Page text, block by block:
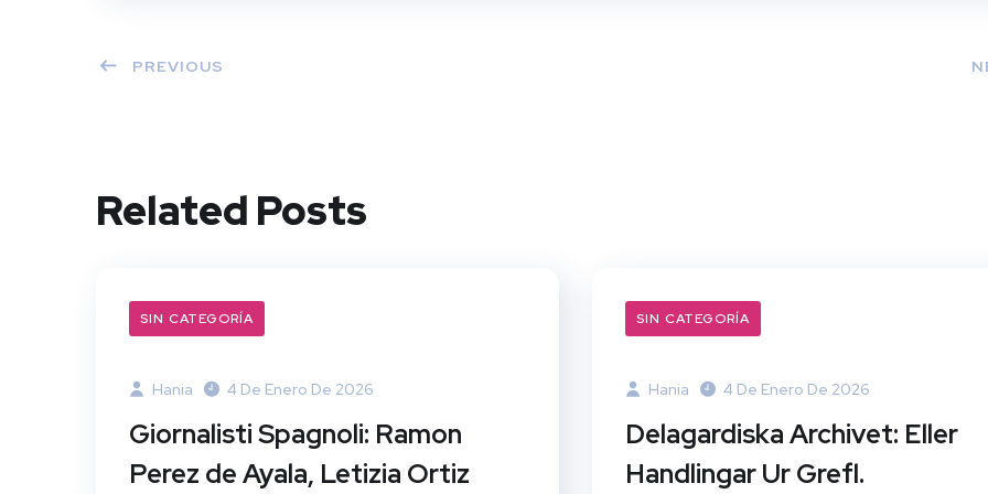
PREVIOUS
Related Posts
SIN CATEGORÍA
Hania 4 De Enero De 2026
Giornalisti Spagnoli: Ramon
Perez de Ayala, Letizia Ortiz
SIN CATEGORÍA
Hania 4 De Enero De 2026
Delagardiska Archivet: Eller
Handlingar Ur Grefl.